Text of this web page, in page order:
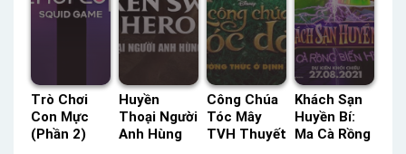
Trò Chơi
Con Mực
(Phần 2)
Huyền
Thoại Người
Anh Hùng
Công Chúa
Tóc Mây
TVH Thuyết
Khách Sạn
Huyền Bí:
Ma Cà Rồng